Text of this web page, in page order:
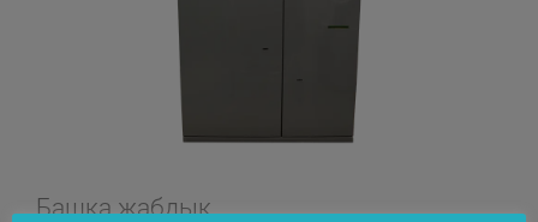
Башка жабдык